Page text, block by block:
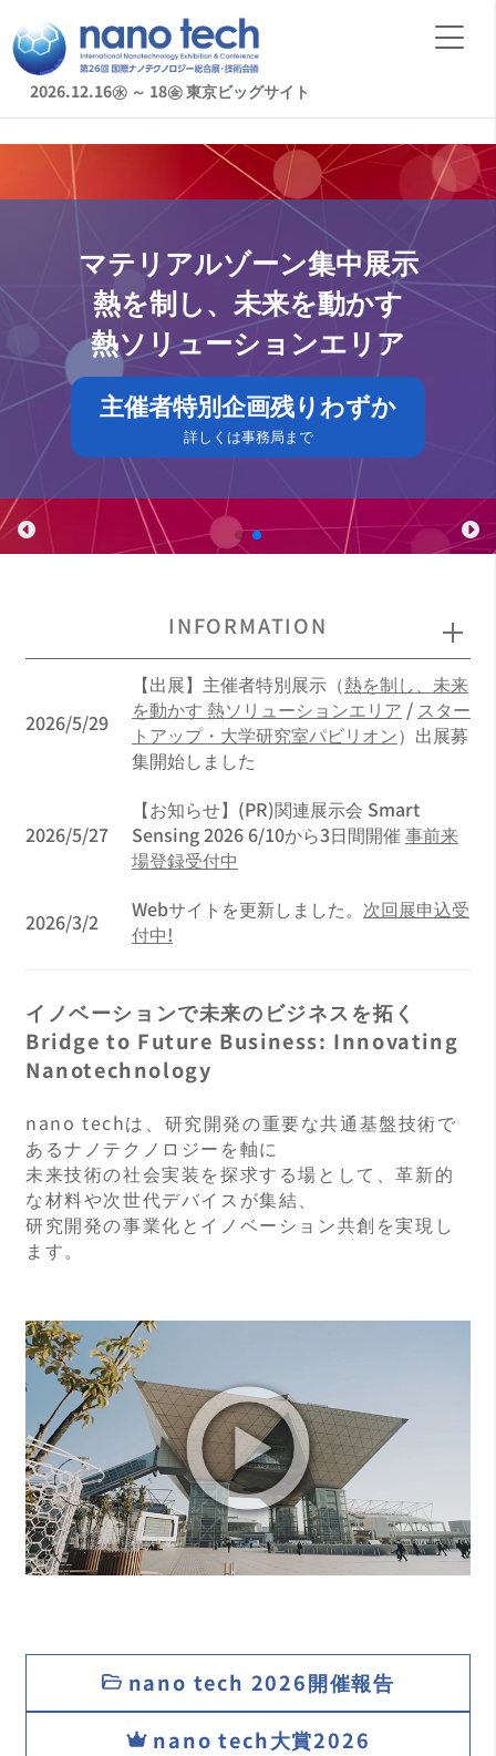
2026.12.16㊌ ～ 18㊎東京ビッグサイト
マテリアルゾーン集中展示
熱を制し、未来を動かす
熱ソリューションエリア
主催者特別企画残りわずか
詳しくは事務局まで
INFORMATION
2026/5/29
【出展】主催者特別展示（熱を制し、未来
を動かす 熱ソリューションエリア / スター
トアップ・大学研究室パビリオン）出展募
集開始しました
2026/5/27
【お知らせ】(PR)関連展示会 Smart
Sensing 2026 6/10から3日間開催 事前来
場登録受付中
2026/3/2 Webサイトを更新しました。 次回展申込受
付中!
イノベーションで未来のビジネスを拓く
Bridge to Future Business: Innovating
Nanotechnology
nano techは、研究開発の重要な共通基盤技術で
あるナノテクノロジーを軸に
未来技術の社会実装を探求する場として、革新的
な材料や次世代デバイスが集結、
研究開発の事業化とイノベーション共創を実現し
ます。
nano tech 2026開催報告
nano tech大賞2026